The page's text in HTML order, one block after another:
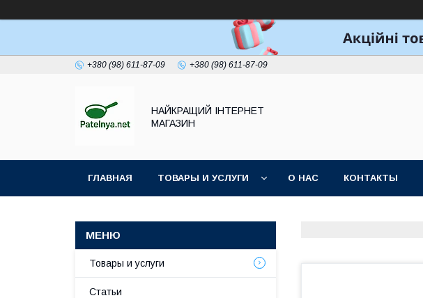
+380 (98) 611-87-09 +380 (98) 611-87-09
НАЙКРАЩИЙ ІНТЕРНЕТ
МАГАЗИН
ГЛАВНАЯ ТОВАРЫ И УСЛУГИ О НАС КОНТАКТЫ
Товары и услуги
Статьи